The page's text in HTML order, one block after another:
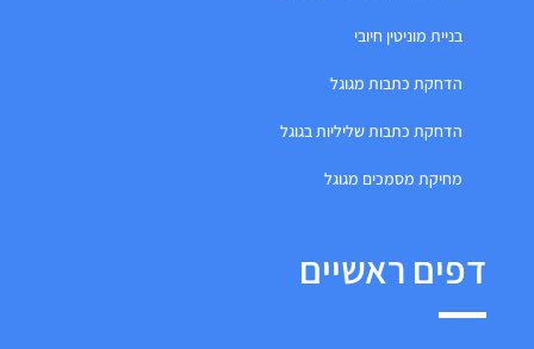
בניית מוניטין חיובי
הדחקת כתבות מגוגל
הדחקת כתבות שליליות בגוגל
מחיקת מסמכים מגוגל
דפים ראשיים